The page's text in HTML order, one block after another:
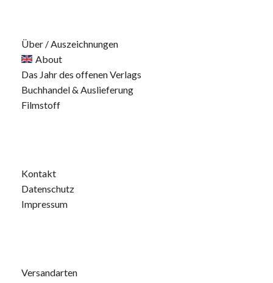
Über / Auszeichnungen
About
Das Jahr des offenen Verlags
Buchhandel & Auslieferung
Filmstoff
Kontakt
Datenschutz
Impressum
Versandarten